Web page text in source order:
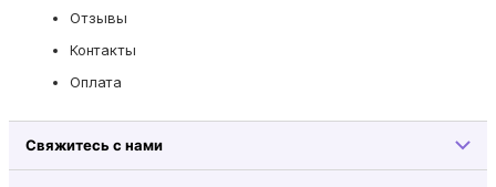
Отзывы
Контакты
Оплата
Свяжитесь с нами